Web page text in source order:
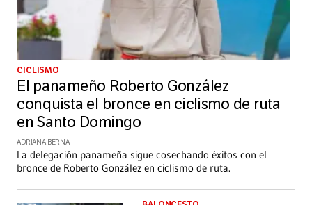
CICLISMO
El panameño Roberto González
conquista el bronce en ciclismo de ruta
en Santo Domingo
ADRIANA BERNA
La delegación panameña sigue cosechando éxitos con el
bronce de Roberto González en ciclismo de ruta.